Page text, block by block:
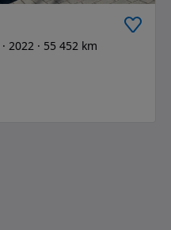
2022 55 452 km